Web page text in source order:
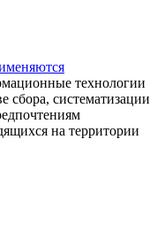
технологии
сбора, систематизации
на территории